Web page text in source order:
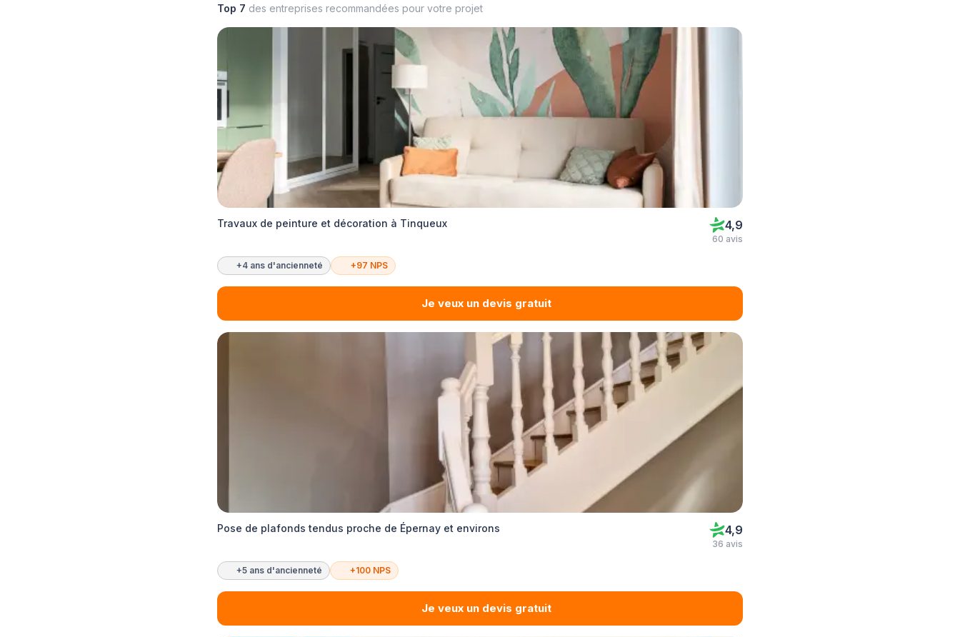
Top 7 des entreprises recommandées pour votre projet
Travaux de peinture et décoration à Tinqueux 4,9
60 avis
+4 ans d'ancienneté +97 NPS
Je veux un devis gratuit
Pose de plafonds tendus proche de Épernay et environs 4,9
36 avis
+5 ans d'ancienneté +100 NPS
Je veux un devis gratuit